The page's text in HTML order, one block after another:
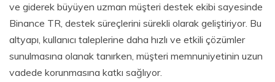
ve giderek büyüyen uzman müşteri destek ekibi sayesinde
Binance TR, destek süreçlerini sürekli olarak geliştiriyor. Bu
altyapı, kullanıcı taleplerine daha hızlı ve etkili çözümler
sunulmasına olanak tanırken, müşteri memnuniyetinin uzun
vadede korunmasına katkı sağlıyor.